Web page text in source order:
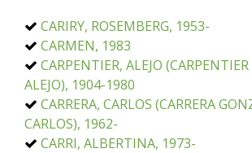
CARIRY, ROSEMBERG, 1953-
CARMEN, 1983
CARPENTIER, ALEJO
ALEJO), 1904-1980
CARRERA, CARLOS (CARRERA
CARLOS), 1962-
CARRI, ALBERTINA, 1973-